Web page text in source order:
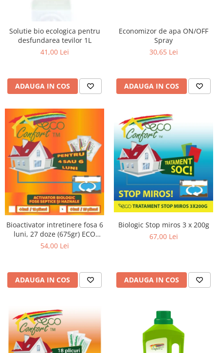
Solutie bio ecologica pentru
desfundarea tevilor 1L
41,00 Lei
ADAUGA IN COS
Economizor de apa ON/OFF
Spray
30,65 Lei
ADAUGA IN COS
Bioactivator intretinere fosa 6
luni, 27 doze (675gr) ECO
CONFORT
54,00 Lei
ADAUGA IN COS
Biologic Stop miros 3 x 200g
67,00 Lei
ADAUGA IN COS